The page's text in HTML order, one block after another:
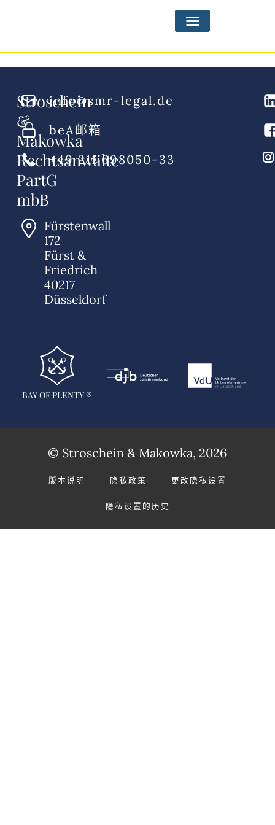
Stroschein
&
Makowka
Rechtsanwälte
PartG
mbB
Fürstenwall
172
Fürst &
Friedrich
40217
Düsseldorf
info@smr-legal.de
beA邮箱
+49 211 698050-33
BAY OF PLENTY ®
© Stroschein & Makowka, 2026
版本说明 隐私政策 更改隐私设置
隐私设置的历史